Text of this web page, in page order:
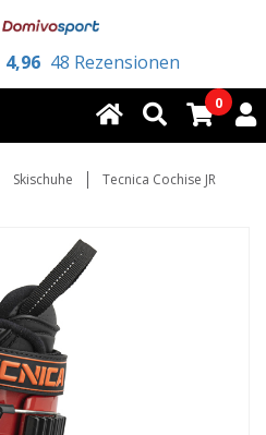
4,96 48 Rezensionen
0
Skischuhe Tecnica Cochise JR